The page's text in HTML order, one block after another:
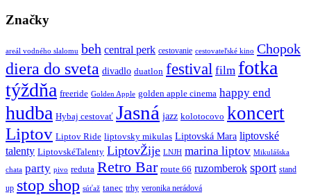
Značky
areál vodného slalomu beh central perk cestovanie cestovateľské kino Chopok
diera do sveta divadlo duatlon festival film fotka
týždňa freeride Golden Apple golden apple cinema happy end
hudba Hybaj cestovať Jasná jazz kolotocovo koncert
Liptov Liptov Ride liptovsky mikulas Liptovská Mara liptovské
talenty LiptovskéTalenty LiptovŽije LNJH marina liptov Mikulášska
chata party pivo reduta Retro Bar route 66 ruzomberok sport stand
up stop shop súťaž tanec trhy veronika nerádová